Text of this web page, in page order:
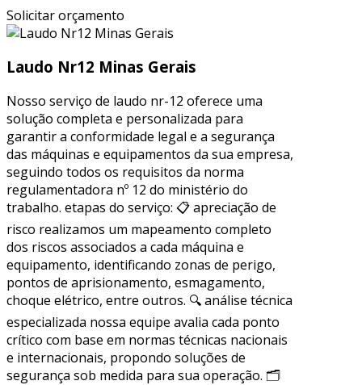
Solicitar orçamento
Laudo Nr12 Minas Gerais
Nosso serviço de laudo nr-12 oferece uma
solução completa e personalizada para
garantir a conformidade legal e a segurança
das máquinas e equipamentos da sua empresa,
seguindo todos os requisitos da norma
regulamentadora nº 12 do ministério do
trabalho. etapas do serviço: 📋 apreciação de
risco realizamos um mapeamento completo
dos riscos associados a cada máquina e
equipamento, identificando zonas de perigo,
pontos de aprisionamento, esmagamento,
choque elétrico, entre outros. 🔍 análise técnica
especializada nossa equipe avalia cada ponto
crítico com base em normas técnicas nacionais
e internacionais, propondo soluções de
segurança sob medida para sua operação. 🗂